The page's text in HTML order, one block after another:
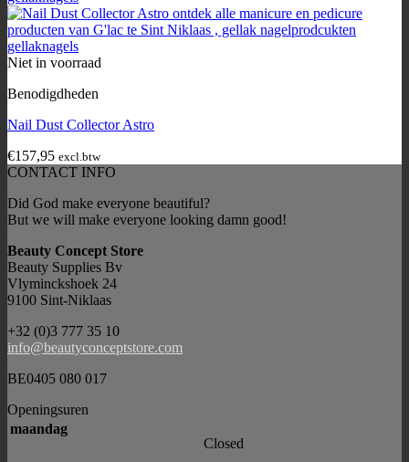
Niet in voorraad
Benodigdheden
Nail Dust Collector Astro
€157,95 excl.btw
CONTACT INFO
Did God make everyone beautiful?
But we will make everyone looking damn good!
Beauty Concept Store
Beauty Supplies Bv
Vlyminckshoek 24
9100 Sint-Niklaas
+32 (0)3 777 35 10
info@beautyconceptstore.com
BE0405 080 017
Openingsuren
maandag
Closed